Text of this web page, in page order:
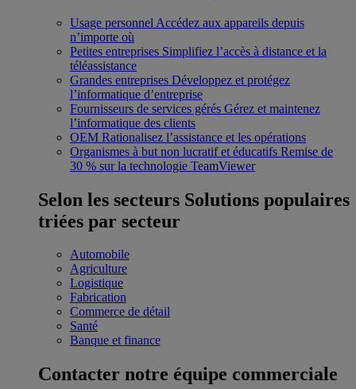
Usage personnel Accédez aux appareils depuis
n’importe où
Petites entreprises Simplifiez l’accès à distance et la
téléassistance
Grandes entreprises Développez et protégez
l’informatique d’entreprise
Fournisseurs de services gérés Gérez et maintenez
l’informatique des clients
OEM Rationalisez l’assistance et les opérations
Organismes à but non lucratif et éducatifs Remise de
30 % sur la technologie TeamViewer
Selon les secteurs Solutions populaires
triées par secteur
Automobile
Agriculture
Logistique
Fabrication
Commerce de détail
Santé
Banque et finance
Contacter notre équipe commerciale